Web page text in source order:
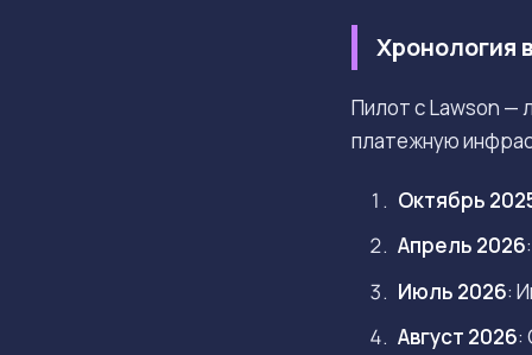
Хронология
Пилот с Lawson —
платежную
Октябрь
Апрель 2026
Июль 2026:
Август 2026: